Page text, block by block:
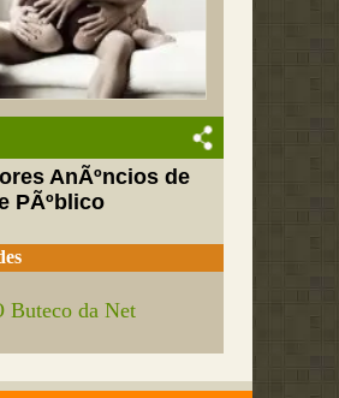
AnÃºncios de
PÃºblico
Buteco da Net